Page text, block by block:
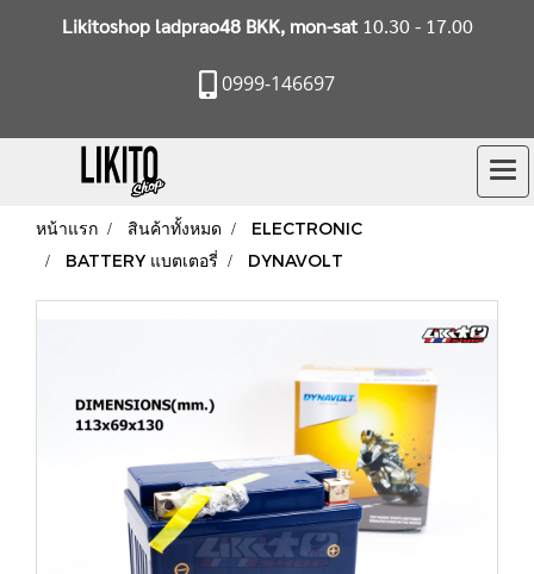
Likitoshop ladprao48 BKK, mon-sat10.30 - 17.00
0999-146697
หน้าแรก สินค้าทั้งหมด
ELECTRONIC
BATTERY แบตเตอรี่
DYNAVOLT